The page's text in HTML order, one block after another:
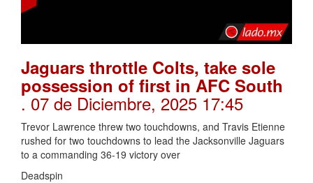
Jaguars throttle Colts, take sole
possession of first in AFC South
. 07 de Diciembre, 2025 17:45
Trevor Lawrence threw two touchdowns, and Travis Etienne
rushed for two touchdowns to lead the Jacksonville Jaguars
to a commanding 36-19 victory over
Deadspin